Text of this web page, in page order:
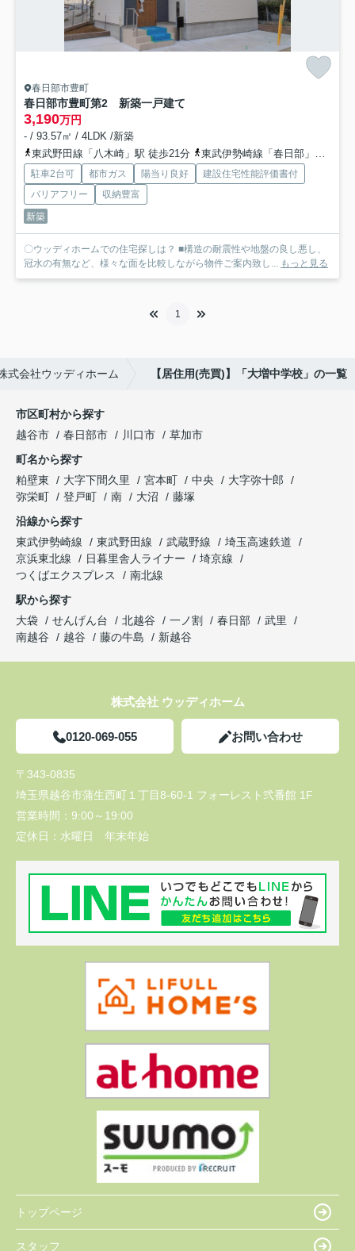
春日部市豊町
春日部市豊町第2 新築一戸建て
3,190万円
- / 93.57㎡ / 4LDK /新築
東武野田線「八木崎」駅 徒歩21分
東武伊勢崎線「春日部」駅 徒歩23分
駐車2台可 都市ガス 陽当り良好
建設住宅性能評価書付
バリアフリー
収納豊富
新築
〇ウッディホームでの住宅探しは？ ■構造の耐震性や地盤の良し悪し、
冠水の有無など、様々な面を比較しながら物件ご案内致し... もっと見る
1
式会社ウッディホーム 【居住用(売買)】「大増中学校」の一覧
市区町村から探す
越谷市
春日部市 川口市
草加市
町名から探す
粕壁東
大字下間久里 宮本町 中央
大字弥十郎
弥栄町
登戸町 南 大沼
藤塚
沿線から探す
東武伊勢崎線
東武野田線 武蔵野線
埼玉高速鉄道
京浜東北線
日暮里舎人ライナー
埼京線
つくばエクスプレス
南北線
駅から探す
大袋
せんげん台 北越谷 一ノ割 春日部
武里
南越谷
越谷 藤の牛島 新越谷
株式会社 ウッディホーム
0120-069-055 お問い合わせ
〒343-0835
埼玉県越谷市蒲生西町１丁目8-60-1 フォーレスト弐番館 1F
営業時間： 9:00～19:00
定休日： 水曜日 年末年始
トップページ
スタッフ